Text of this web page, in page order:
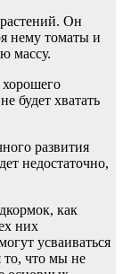
Он
нему томаты и
массу.
будет хватать
развития
недостаточно,
как
них
усваиваться
то, что мы не